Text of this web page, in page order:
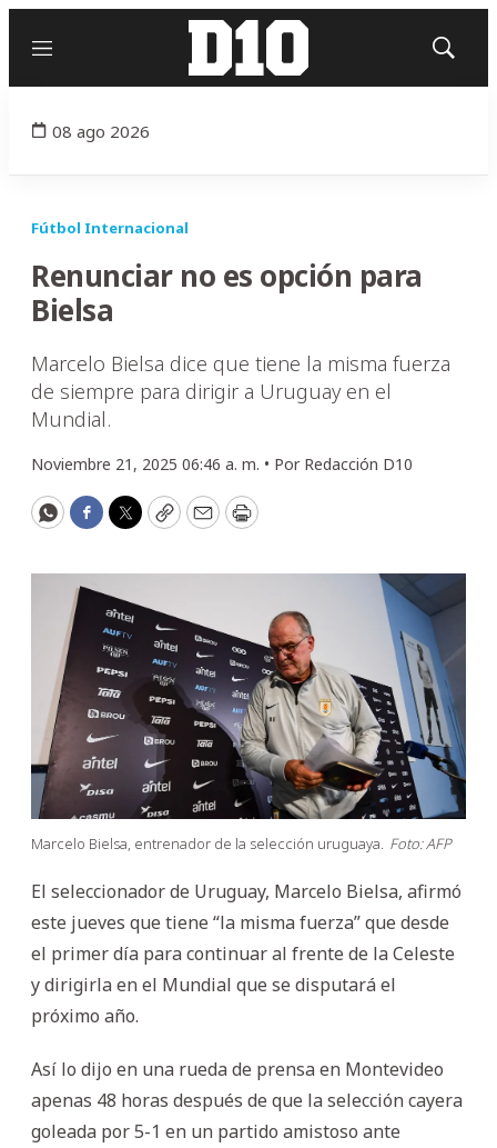
Menú
Mostrar
08 ago 2026
Fútbol Internacional
Renunciar no es opción para
Bielsa
Marcelo Bielsa dice que tiene la misma fuerza
de siempre para dirigir a Uruguay en el
Mundial.
Noviembre 21, 2025 06:46 a. m. • Por Redacción D10
WhatsApp
Facebook
Twitter
CopyEmailPrint
Marcelo Bielsa, entrenador de la selección uruguaya. Foto: AFP
El seleccionador de Uruguay, Marcelo Bielsa, afirmó
este jueves que tiene “la misma fuerza” que desde
el primer día para continuar al frente de la Celeste
y dirigirla en el Mundial que se disputará el
próximo año.
Así lo dijo en una rueda de prensa en Montevideo
apenas 48 horas después de que la selección cayera
goleada por 5-1 en un partido amistoso ante